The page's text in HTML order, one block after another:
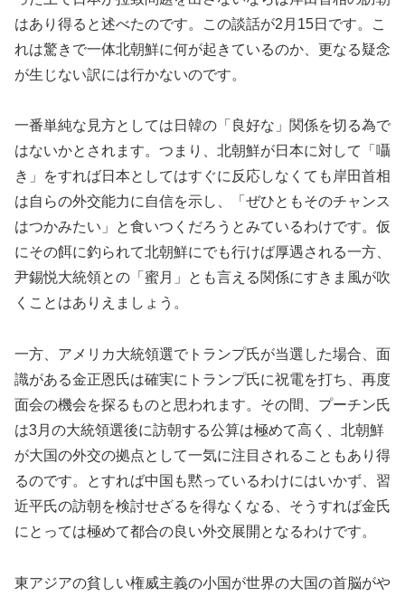
はあり得ると述べたのです。この談話が2月15日です。こ
れは驚きで一体北朝鮮に何が起きているのか、更なる疑念
が生じない訳には行かないのです。
一番単純な見方としては日韓の「良好な」関係を切る為で
はないかとされます。つまり、北朝鮮が日本に対して「囁
き」をすれば日本としてはすぐに反応しなくても岸田首相
は自らの外交能力に自信を示し、「ぜひともそのチャンス
はつかみたい」と食いつくだろうとみているわけです。仮
にその餌に釣られて北朝鮮にでも行けば厚遇される一方、
尹錫悦大統領との「蜜月」とも言える関係にすきま風が吹
くことはありえましょう。
一方、アメリカ大統領選でトランプ氏が当選した場合、面
識がある金正恩氏は確実にトランプ氏に祝電を打ち、再度
面会の機会を探るものと思われます。その間、プーチン氏
は3月の大統領選後に訪朝する公算は極めて高く、北朝鮮
が大国の外交の拠点として一気に注目されることもあり得
るのです。とすれば中国も黙っているわけにはいかず、習
近平氏の訪朝を検討せざるを得なくなる、そうすれば金氏
にとっては極めて都合の良い外交展開となるわけです。
東アジアの貧しい権威主義の小国が世界の大国の首脳がや